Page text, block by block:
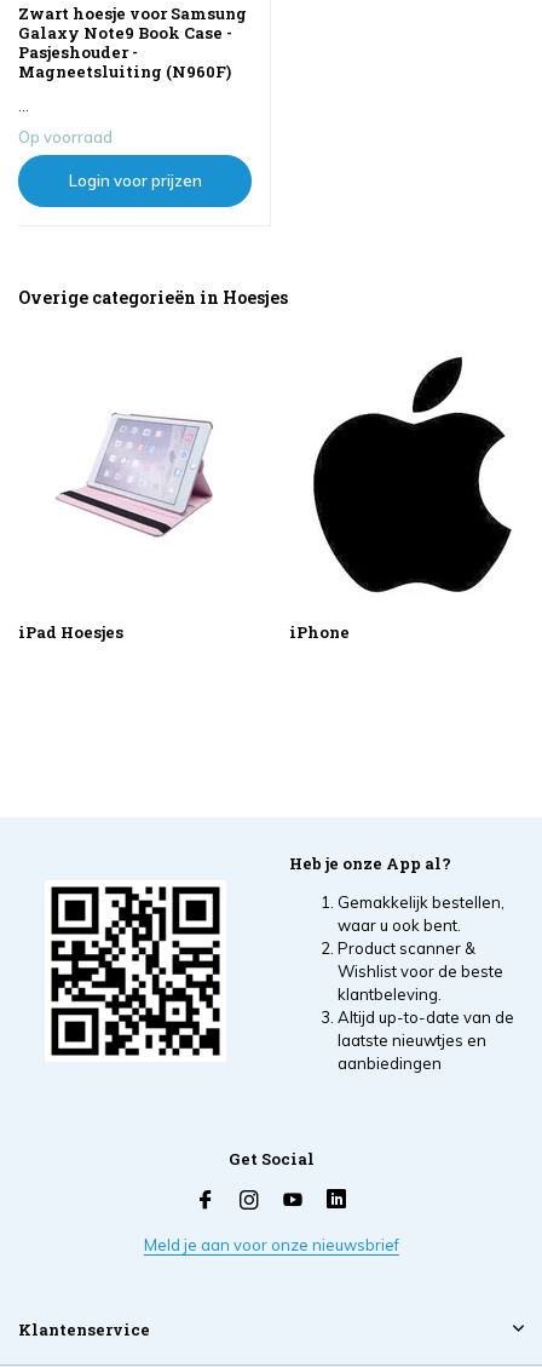
Zwart hoesje voor Samsung
Galaxy Note9 Book Case -
Pasjeshouder -
Magneetsluiting (N960F)
Op voorraad
Login voor prijzen
Overige categorieën in Hoesjes
iPad Hoesjes iPhone
Heb je onze App al?
Gemakkelijk bestellen,
waar u ook bent.
Product scanner &
Wishlist voor de beste
klantbeleving.
Altijd up-to-date van de
laatste nieuwtjes en
aanbiedingen
Get Social
Meld je aan voor onze nieuwsbrief
Klantenservice